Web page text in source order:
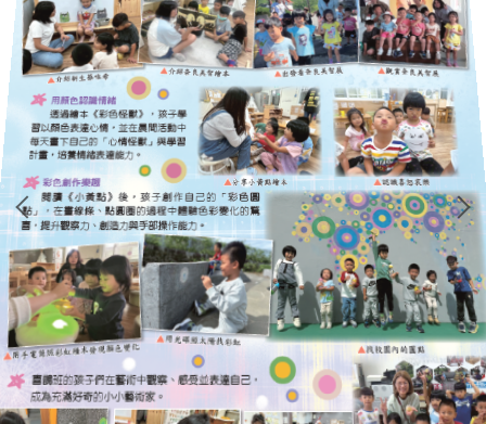
學習資源
成果專區
英語日活動專區
校外人士協助教學專區
濂洞國小70週年校慶